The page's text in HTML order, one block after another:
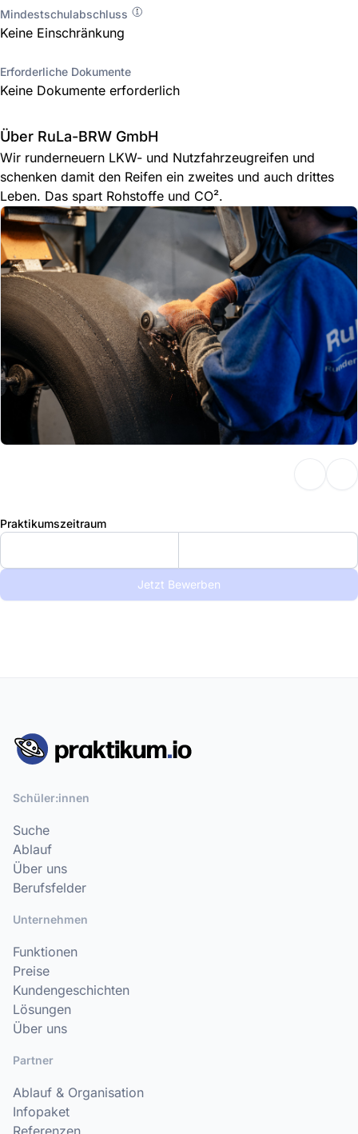
Mindestschulabschluss
Keine Einschränkung
Erforderliche Dokumente
Keine Dokumente erforderlich
Über RuLa-BRW GmbH
Wir runderneuern LKW- und Nutzfahrzeugreifen und
schenken damit den Reifen ein zweites und auch drittes
Leben. Das spart Rohstoffe und CO².
Praktikumszeitraum
Jetzt Bewerben
Schüler:innen
Suche
Ablauf
Über uns
Berufsfelder
Unternehmen
Funktionen
Preise
Kundengeschichten
Lösungen
Über uns
Partner
Ablauf & Organisation
Infopaket
Referenzen